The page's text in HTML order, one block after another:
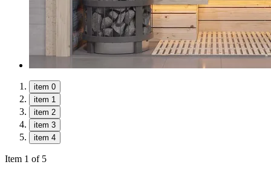
item 0
item 1
item 2
item 3
item 4
Item 1 of 5